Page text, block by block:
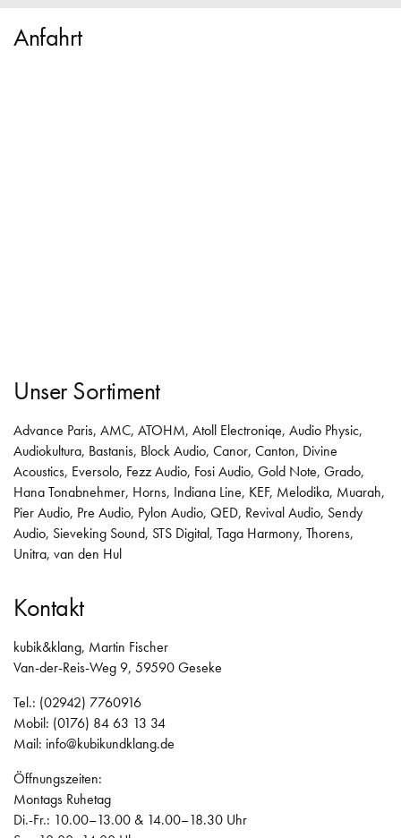
Anfahrt
Unser Sortiment
Advance Paris, AMC, ATOHM, Atoll Electroniqe, Audio Physic,
Audiokultura, Bastanis, Block Audio, Canor, Canton, Divine
Acoustics, Eversolo, Fezz Audio, Fosi Audio, Gold Note, Grado,
Hana Tonabnehmer, Horns, Indiana Line, KEF, Melodika, Muarah,
Pier Audio, Pre Audio, Pylon Audio, QED, Revival Audio, Sendy
Audio, Sieveking Sound, STS Digital, Taga Harmony, Thorens,
Unitra, van den Hul
Kontakt
kubik&klang, Martin Fischer
Van-der-Reis-Weg 9, 59590 Geseke
Tel.: (02942) 7760916
Mobil: (0176) 84 63 13 34
Mail: info@kubikundklang.de
Öffnungszeiten:
Montags Ruhetag
Di.-Fr.: 10.00–13.00 & 14.00–18.30 Uhr